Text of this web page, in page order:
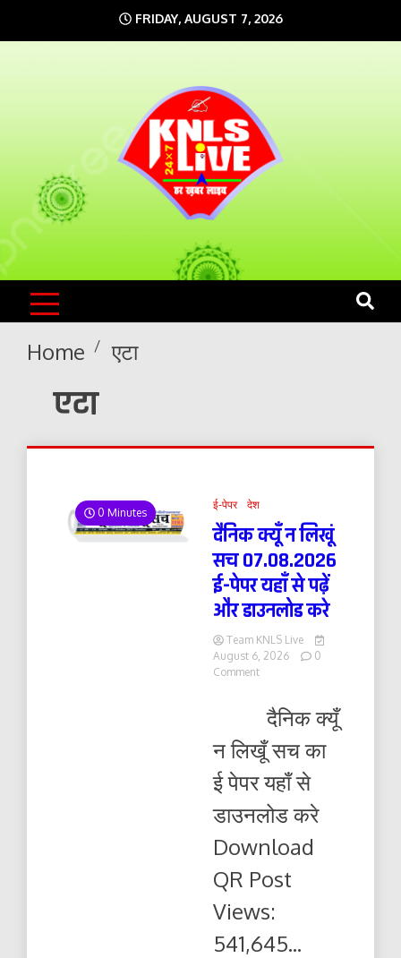
to
FRIDAY, AUGUST 7, 2026
KNLS LIVE
India`s No.1 News Portal
Home एटा
एटा
0 Minutes
ई-पेपर देश
दैनिक क्यूँ न लिखूं
सच 07.08.2026
ई-पेपर यहाँ से पढ़ें
और डाउनलोड करे
Team KNLS Live
August 6, 2026
0
Commenton
सच
07.08.2026
ई-
पेपर
यहाँ
पढ़ें
डाउनलोड
दैनिक क्यूँ
न लिखूँ सच का
ई पेपर यहाँ से
डाउनलोड करे
Download
QR Post
Views:
541,645...